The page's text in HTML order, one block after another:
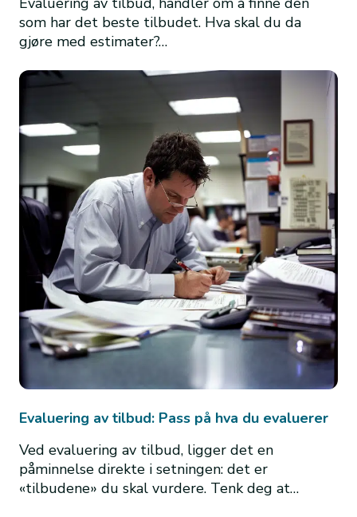
som har det beste tilbudet. Hva skal du da
gjøre med estimater?…
Evaluering av tilbud: Pass på hva du evaluerer
Ved evaluering av tilbud, ligger det en
påminnelse direkte i setningen: det er
«tilbudene» du skal vurdere. Tenk deg at…